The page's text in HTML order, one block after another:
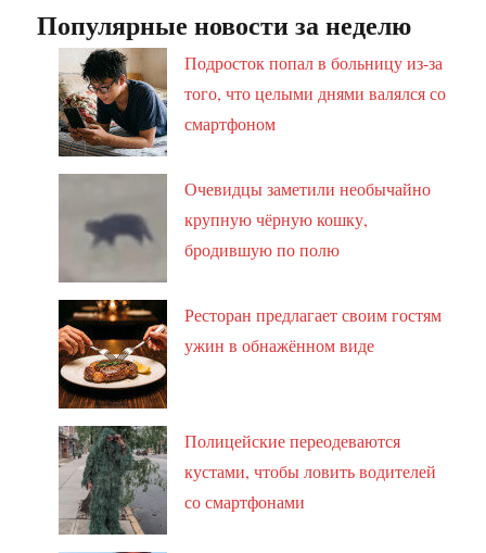
Популярные новости за неделю
Подросток попал в больницу из-за
того, что целыми днями валялся со
смартфоном
Очевидцы заметили необычайно
крупную чёрную кошку,
бродившую по полю
Ресторан предлагает своим гостям
ужин в обнажённом виде
Полицейские переодеваются
кустами, чтобы ловить водителей
со смартфонами